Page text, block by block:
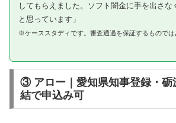
してもらえました。ソフト闇金に手を出さな
と思っています」
※ケーススタディです。審査通過を保証するものでは
③ アロー｜愛知県知事登録・砺
結で申込み可